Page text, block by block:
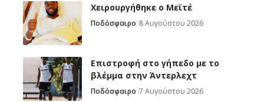
Χειρουργήθηκε ο Μεϊτέ
Ποδόσφαιρο 8 Αυγούστου 2026
Επιστροφή στο γήπεδο με το
βλέμμα στην Άντερλεχτ
Ποδόσφαιρο 7 Αυγούστου 2026